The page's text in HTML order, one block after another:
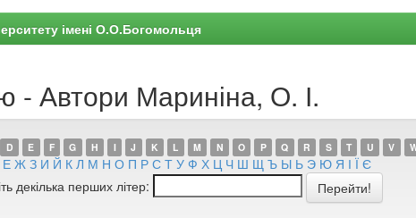
імені О.О.Богомольця
- Автори Мариніна, О. І.
D E F G H I J K L M N O P Q R S T U V
Е Ж З И Й К Л М Н О П Р С Т У Ф Х Ц Ч Ш Щ Ъ Ы Ь Э Ю Я І Ї Є
декілька перших літер: